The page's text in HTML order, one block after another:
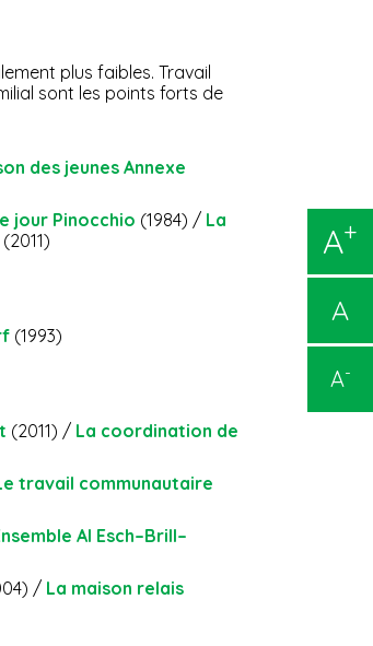
A+
A
A-
plus faibles. Travail
sont les points forts de
des jeunes Annexe
jour Pinocchio (1984) / La
(2011)
(1993)
(2011) / La coordination de
travail communautaire
Al Esch–Brill–
/ La maison relais